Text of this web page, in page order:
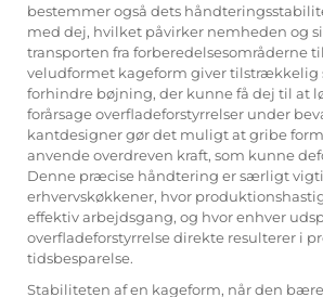
bestemmer også dets
med dej, hvilket påvirker nemheden og
transporten fra forberedelsesområderne
veludformet kageform giver tilstrækkelig
forhindre bøjning, der kunne få dej til at
forårsage overfladeforstyrrelser under
kantdesigner gør det muligt at gribe
anvende overdreven kraft, som kunne
Denne præcise håndtering er særligt
erhvervskøkkener, hvor
effektiv arbejdsgang, og hvor enhver
overfladeforstyrrelse direkte resulterer i
tidsbesparelse.
Stabiliteten af en kageform, når den